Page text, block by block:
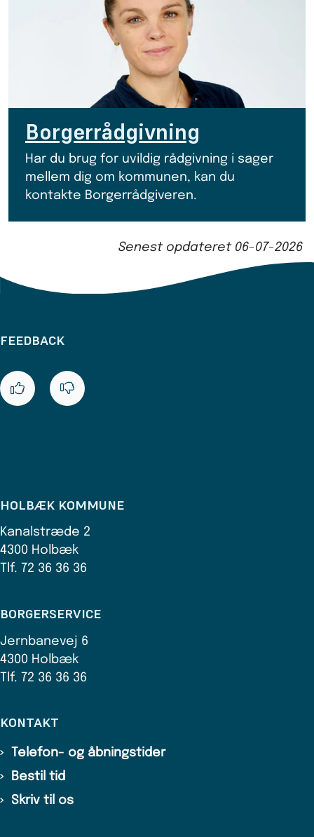
Borgerrådgivning
Har du brug for uvildig rådgivning i sager
mellem dig om kommunen, kan du
kontakte Borgerrådgiveren.
Senest opdateret 06-07-2026
FEEDBACK
HOLBÆK KOMMUNE
Kanalstræde 2
4300 Holbæk
Tlf. 72 36 36 36
BORGERSERVICE
Jernbanevej 6
4300 Holbæk
Tlf. 72 36 36 36
KONTAKT
Telefon- og åbningstider
Bestil tid
Skriv til os